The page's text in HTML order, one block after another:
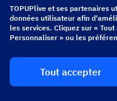
Last War: Survival
TOPUPlive et ses partenaires
données utilisateur afin
les services. Cliquez sur «
Personnaliser » ou les
Tout accepter